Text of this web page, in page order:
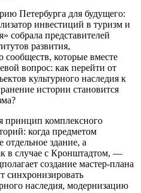
Петербурга для будущего:
инвестиций в туризм и
собрала представителей
развития,
сообществ, которые вместе
вопрос: как перейти от
культурного наследия к
истории становится
принцип комплексного
когда предметом
отдельное здание, а
в случае с Кронштадтом, —
создание мастер-плана
синхронизировать
наследия, модернизацию